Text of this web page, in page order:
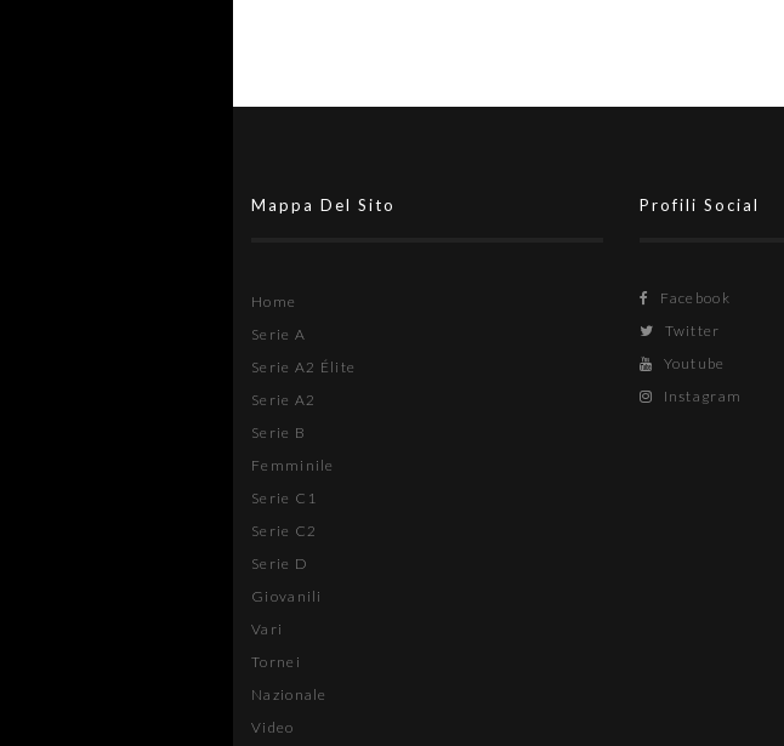
Mappa Del Sito
Home
Serie A
Serie A2 Élite
Serie A2
Serie B
Femminile
Serie C1
Serie C2
Serie D
Giovanili
Vari
Tornei
Nazionale
Video
Profili Social
Facebook
Twitter
Youtube
Instagram